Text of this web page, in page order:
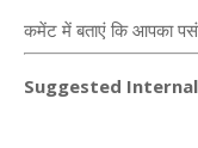
कमेंट में बताएं कि आपका
Suggested